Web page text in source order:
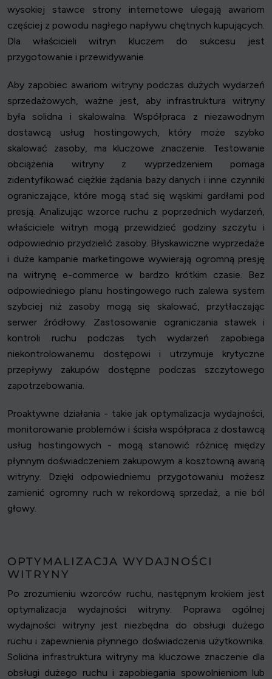
wysokiej stawce strony internetowe ulegają awariom
częściej z powodu nagłego napływu chętnych kupujących.
Dla właścicieli witryn kluczem do sukcesu jest
przygotowanie i przewidywanie.
Aby zapobiec awariom witryny podczas dużych wydarzeń
sprzedażowych, ważne jest, aby infrastruktura witryny
była solidna i skalowalna. Współpraca z niezawodnym
dostawcą usług hostingowych, który może szybko
skalować zasoby, ma kluczowe znaczenie. Testowanie
obciążenia witryny z wyprzedzeniem pomaga
zidentyfikować ciężkie żądania bazy danych i inne czynniki
ograniczające, które mogą stać się wąskimi gardłami pod
presją. Analizując wzorce ruchu z poprzednich wydarzeń,
właściciele witryn mogą przewidzieć godziny szczytu i
odpowiednio przydzielić zasoby. Błyskawiczne wyprzedaże
i duże kampanie marketingowe wywierają ogromną presję
na witrynę e-commerce w bardzo krótkim czasie. Bez
odpowiedniego planu hostingowego ruch zalewa system
szybciej niż zasoby mogą się skalować, przytłaczając
serwer źródłowy. Zastosowanie ograniczania stawek i
kontroli ruchu podczas tych wydarzeń zapobiega
niekontrolowanemu dostępowi i utrzymuje krytyczne
przepływy zakupów dostępne podczas szczytowego
zapotrzebowania.
Proaktywne działania - takie jak optymalizacja wydajności,
monitorowanie problemów i ścisła współpraca z dostawcą
usług hostingowych - mogą stanowić różnicę między
płynnym doświadczeniem zakupowym a kosztowną awarią
witryny. Dzięki odpowiedniemu przygotowaniu możesz
zamienić ogromny ruch w rekordową sprzedaż, a nie ból
głowy.
OPTYMALIZACJA WYDAJNOŚCI
WITRYNY
Po zrozumieniu wzorców ruchu, następnym krokiem jest
optymalizacja wydajności witryny. Poprawa ogólnej
wydajności witryny jest niezbędna do obsługi dużego
ruchu i zapewnienia płynnego doświadczenia użytkownika.
Solidna infrastruktura witryny ma kluczowe znaczenie dla
obsługi dużego ruchu i zapobiegania spowolnieniom lub